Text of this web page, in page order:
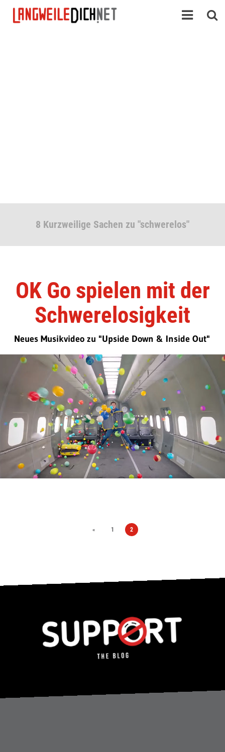
8 Kurzweilige Sachen zu "schwerelos"
OK Go spielen mit der
Schwerelosigkeit
Neues Musikvideo zu "Upside Down & Inside Out"
« 1 2